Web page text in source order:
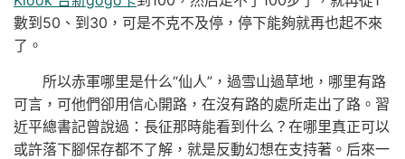
數到50、到30，可是不克不及停，停下能夠就再也起不來
了。
所以赤軍哪里是什么“仙人”，過雪山過草地，哪里有路
可言，可他們卻用信心開路，在沒有路的處所走出了路。習
近平總書記曾說過：長征那時能看到什么？在哪里真正可以
或許落下腳保存都不了解，就是反動幻想在支持著。后來一